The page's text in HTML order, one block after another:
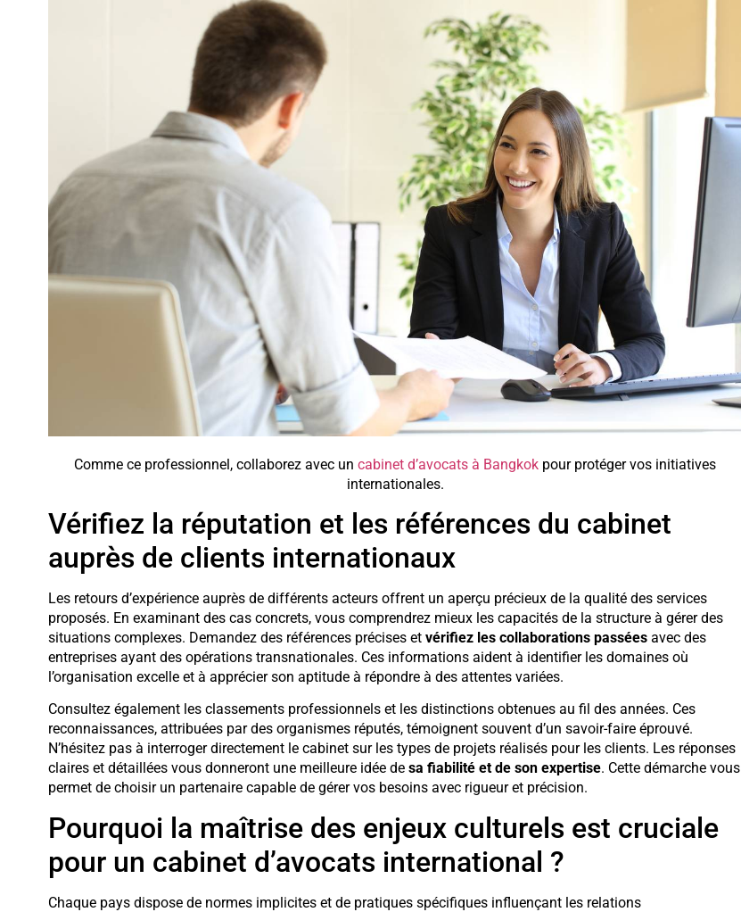
Comme ce professionnel, collaborez avec uncabinet d’avocats à Bangkok pour protéger vos initiatives
internationales.
Vérifiez la réputation et les références du cabinet
auprès de clients internationaux
Les retours d’expérience auprès de différents acteurs offrent un aperçu précieux de la qualité des services
proposés. En examinant des cas concrets, vous comprendrez mieux les capacités de la structure à gérer des
situations complexes. Demandez des références précises et vérifiez les collaborations passéesavec des
entreprises ayant des opérations transnationales. Ces informations aident à identifier les domaines où
l’organisation excelle et à apprécier son aptitude à répondre à des attentes variées.
Consultez également les classements professionnels et les distinctions obtenues au fil des années. Ces
reconnaissances, attribuées par des organismes réputés, témoignent souvent d’un savoir-faire éprouvé.
N’hésitez pas à interroger directement le cabinet sur les types de projets réalisés pour les clients. Les réponses
claires et détaillées vous donneront une meilleure idée de sa fiabilité et de son expertise. Cette démarche vous
permet de choisir un partenaire capable de gérer vos besoins avec rigueur et précision.
Pourquoi la maîtrise des enjeux culturels est cruciale
pour un cabinet d’avocats international ?
Chaque pays dispose de normes implicites et de pratiques spécifiques influençant les relations